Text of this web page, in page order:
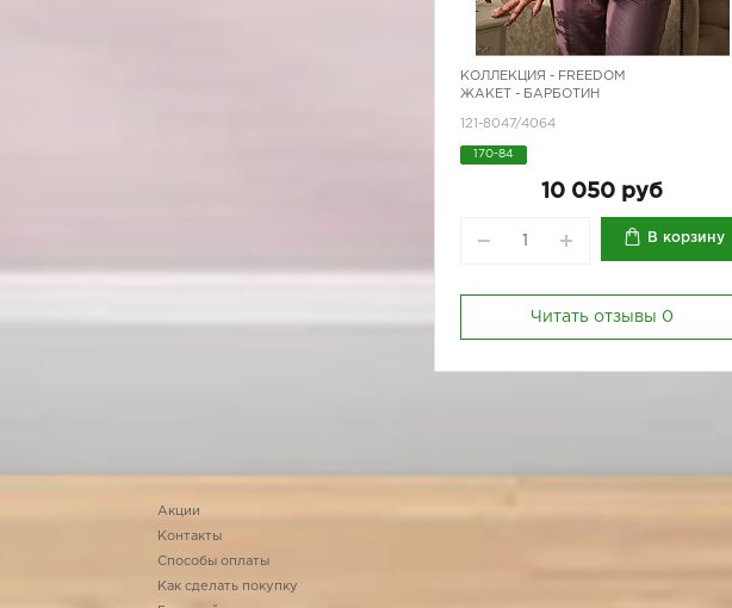
КОЛЛЕКЦИЯ - FREEDOM
ЖАКЕТ - БАРБОТИН
121-8047/4064
170-84
10 050 руб
В корзину
Читать отзывы 0
Акции
Контакты
Способы оплаты
Как сделать покупку